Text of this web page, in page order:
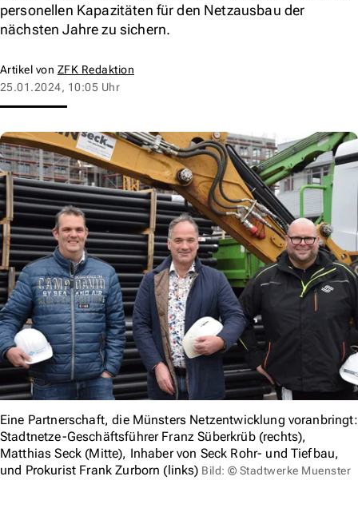
personellen Kapazitäten für den Netzausbau der
nächsten Jahre zu sichern.
Artikel von ZFK Redaktion
25.01.2024, 10:05 Uhr
Eine Partnerschaft, die Münsters Netzentwicklung voranbringt:
Stadtnetze-Geschäftsführer Franz Süberkrüb (rechts),
Matthias Seck (Mitte), Inhaber von Seck Rohr- und Tiefbau,
und Prokurist Frank Zurborn (links) Bild: © Stadtwerke Muenster